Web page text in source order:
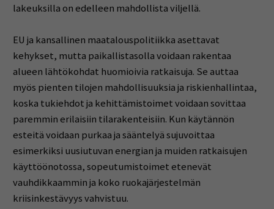
lakeuksilla on edelleen mahdollista viljellä.
EU ja kansallinen maatalouspolitiikka asettavat
kehykset, mutta paikallistasolla voidaan rakentaa
alueen lähtökohdat huomioivia ratkaisuja. Se auttaa
myös pienten tilojen mahdollisuuksia ja riskienhallintaa,
koska tukiehdot ja kehittämistoimet voidaan sovittaa
paremmin erilaisiin tilarakenteisiin. Kun käytännön
esteitä voidaan purkaa ja sääntelyä sujuvoittaa
esimerkiksi uusiutuvan energian ja muiden ratkaisujen
käyttöönotossa, sopeutumistoimet etenevät
vauhdikkaammin ja koko ruokajärjestelmän
kriisinkestävyys vahvistuu.